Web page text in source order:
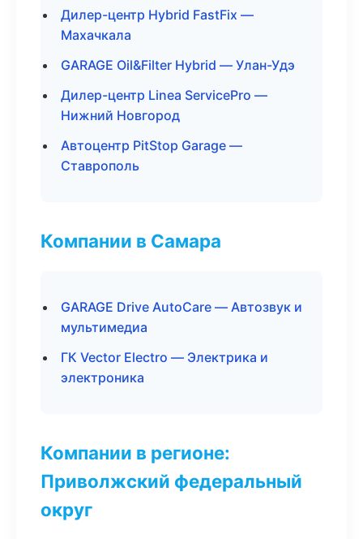
Дилер-центр Hybrid FastFix —
Махачкала
GARAGE Oil&Filter Hybrid — Улан-Удэ
Дилер-центр Linea ServicePro —
Нижний Новгород
Автоцентр PitStop Garage —
Ставрополь
Компании в Самара
GARAGE Drive AutoCare — Автозвук и
мультимедиа
ГК Vector Electro — Электрика и
электроника
Компании в регионе:
Приволжский федеральный
округ